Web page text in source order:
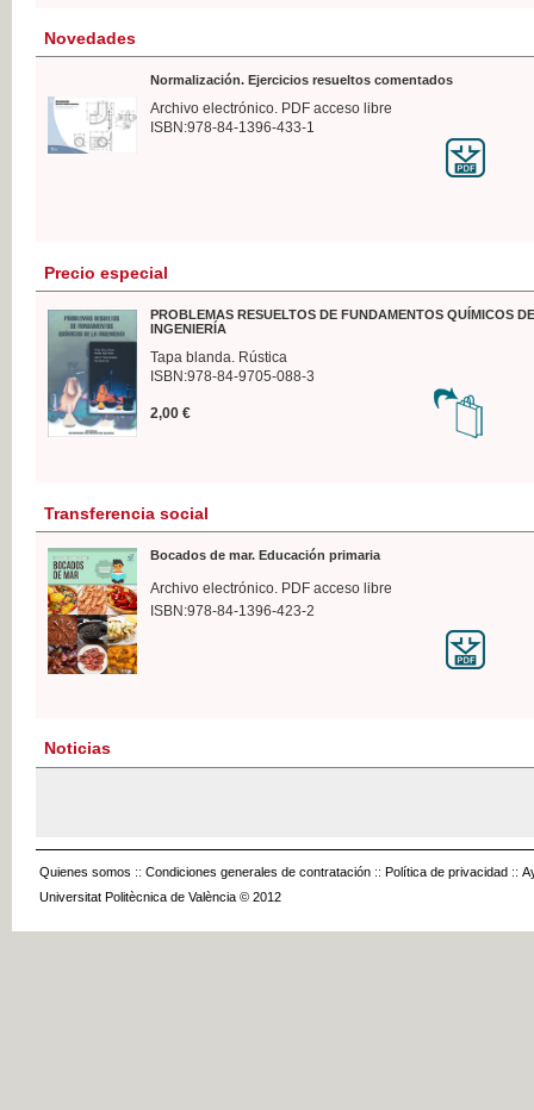
Novedades
Normalización. Ejercicios resueltos comentados
Archivo electrónico. PDF acceso libre
ISBN:978-84-1396-433-1
Precio especial
PROBLEMAS RESUELTOS DE FUNDAMENTOS QUÍMICOS
INGENIERÍA
Tapa blanda. Rústica
ISBN:978-84-9705-088-3
2,00 €
Transferencia social
Bocados de mar. Educación primaria
Archivo electrónico. PDF acceso libre
ISBN:978-84-1396-423-2
Noticias
Quienes somos :: Condiciones generales de contratación :: Política de privacidad ::
Universitat Politècnica de València © 2012